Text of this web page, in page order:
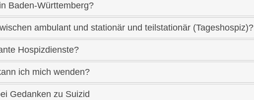
Baden-Württemberg?
ambulant und stationär und teilstationär (Tageshospiz)?
Hospizdienste?
ich mich wenden?
Gedanken zu Suizid